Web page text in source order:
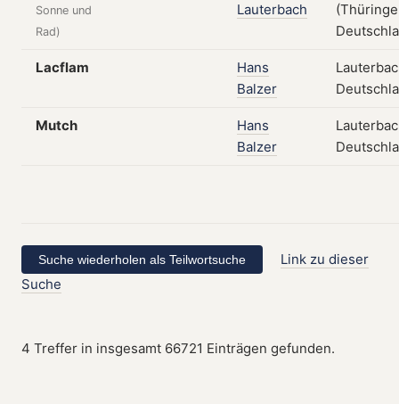
Sonne und
Rad)
Lauterbach
Lacflam
Hans
Balzer
Mutch
Hans
Balzer
Link zu dieser
Suche
4 Treffer in insgesamt 66721 Einträgen gefunden.